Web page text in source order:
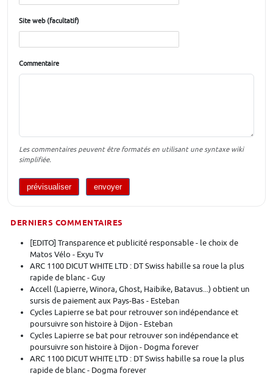
Site web (facultatif)
Commentaire
Les commentaires peuvent être formatés en utilisant une syntaxe wiki
simplifiée.
DERNIERS COMMENTAIRES
[EDITO] Transparence et publicité responsable - le choix de
Matos Vélo - Exyu Tv
ARC 1100 DICUT WHITE LTD : DT Swiss habille sa roue la plus
rapide de blanc - Guy
Accell (Lapierre, Winora, Ghost, Haibike, Batavus...) obtient un
sursis de paiement aux Pays-Bas - Esteban
Cycles Lapierre se bat pour retrouver son indépendance et
poursuivre son histoire à Dijon - Esteban
Cycles Lapierre se bat pour retrouver son indépendance et
poursuivre son histoire à Dijon - Dogma forever
ARC 1100 DICUT WHITE LTD : DT Swiss habille sa roue la plus
rapide de blanc - Dogma forever